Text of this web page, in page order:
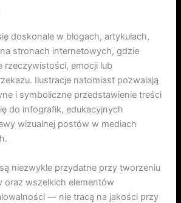
doskonale w blogach, artykułach,
stronach internetowych, gdzie
rzeczywistości, emocji lub
Ilustracje natomiast pozwalają
i symboliczne przedstawienie treści
do infografik, edukacyjnych
wizualnej postów w mediach
niezwykle przydatne przy tworzeniu
oraz wszelkich elementów
— nie tracą na jakości przy